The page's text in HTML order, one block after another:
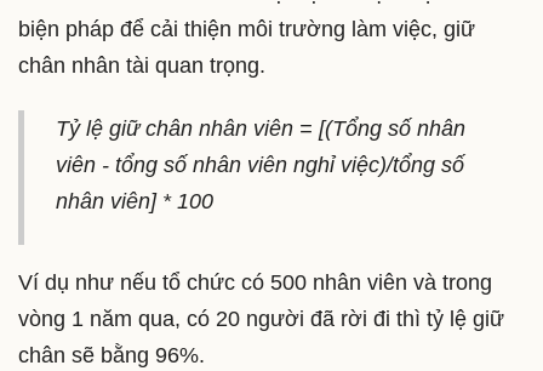
biện pháp để cải thiện môi trường làm việc, giữ
chân nhân tài quan trọng.
Tỷ lệ giữ chân nhân viên = [(Tổng số nhân
viên - tổng số nhân viên nghỉ việc)/tổng số
nhân viên] * 100
Ví dụ như nếu tổ chức có 500 nhân viên và trong
vòng 1 năm qua, có 20 người đã rời đi thì tỷ lệ giữ
chân sẽ bằng 96%.